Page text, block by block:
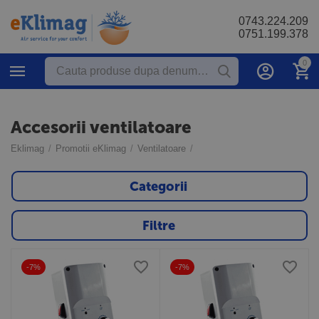
0743.224.209
0751.199.378
0
Accesorii ventilatoare
Eklimag / Promotii eKlimag / Ventilatoare /
Categorii
Filtre
-7% -7%